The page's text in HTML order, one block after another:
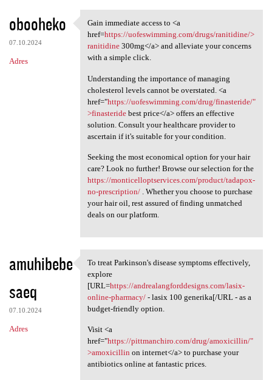
obooheko
07.10.2024
Adres
Gain immediate access to <a
Gain immediate access to <a
href=https://uofeswimming.com/drugs/ranitidine/>
ranitidine300mg</a> and alleviate your concerns
with a simple click.
Understanding the importance of managing
cholesterol levels cannot be overstated. <a
href="https://uofeswimming.com/drug/finasteride/"
>finasteridebest price</a> offers an effective
solution. Consult your healthcare provider to
ascertain if it's suitable for your condition.
Seeking the most economical option for your hair
care? Look no further! Browse our selection for the
https://monticelloptservices.com/product/tadapox-
no-prescription/. Whether you choose to purchase
your hair oil, rest assured of finding unmatched
deals on our platform.
amuhibebe
saeq
07.10.2024
Adres
To treat Parkinson's disease
To treat Parkinson's disease symptoms effectively,
explore
[URL=https://andrealangforddesigns.com/lasix-
online-pharmacy/- lasix 100 generika[/URL - as a
budget-friendly option.
Visit <a
href="https://pittmanchiro.com/drug/amoxicillin/"
>amoxicillin on internet</a> to purchase your
antibiotics online at fantastic prices.